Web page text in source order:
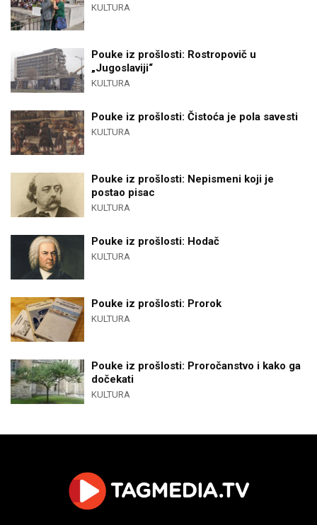
KULTURA
Pouke iz prošlosti: Rostropovič u
„Jugoslaviji“
KULTURA
Pouke iz prošlosti: Čistoća je pola savesti
KULTURA
Pouke iz prošlosti: Nepismeni koji je
postao pisac
KULTURA
Pouke iz prošlosti: Hodač
KULTURA
Pouke iz prošlosti: Prorok
KULTURA
Pouke iz prošlosti: Proročanstvo i kako ga
dočekati
KULTURA